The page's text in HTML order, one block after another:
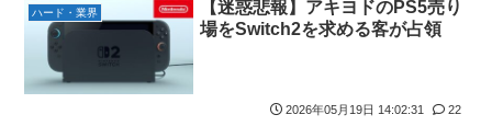
【にじさんじ】委員長、Claude Codeまで手出してるんか…『も
う何でも作れそうやな』
やる夫「催眠アプリを手に入れたんだけど……これ必要だっ
ハード・業界
【迷惑悲報】アキヨドのPS5売り
場をSwitch2を求める客が占領
2026年05月19日 14:02:31 22